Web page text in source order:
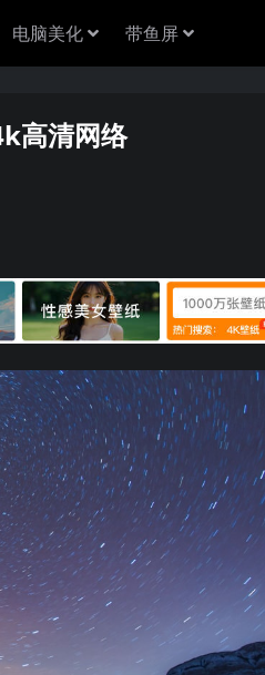
电脑美化 带鱼屏
高清网络